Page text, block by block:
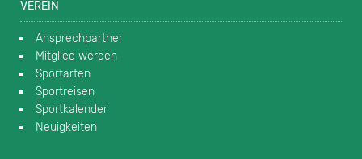
VEREIN
Ansprechpartner
Mitglied werden
Sportarten
Sportreisen
Sportkalender
Neuigkeiten